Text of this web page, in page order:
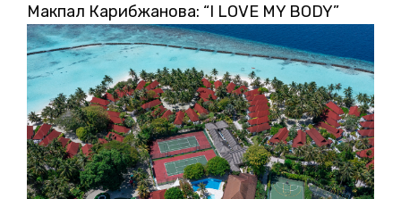
Макпал Карибжанова: “I LOVE MY BODY”